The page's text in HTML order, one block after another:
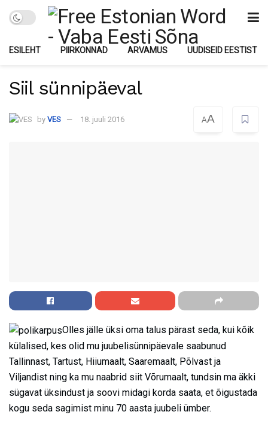
ESILEHT PIIRKONNAD ARVAMUS UUDISEID EESTIST
Siil sünnipäeval
by VES 18. juuli 2016 AA
Olles jälle üksi oma talus pärast seda, kui kõik
külalised, kes olid mu juubelisünnipäevale saabunud
Tallinnast, Tartust, Hiiumaalt, Saaremaalt, Põlvast ja
Viljandist ning ka mu naabrid siit Võrumaalt, tundsin ma äkki
sügavat üksindust ja soovi midagi korda saata, et õigustada
kogu seda sagimist minu 70 aasta juubeli ümber.